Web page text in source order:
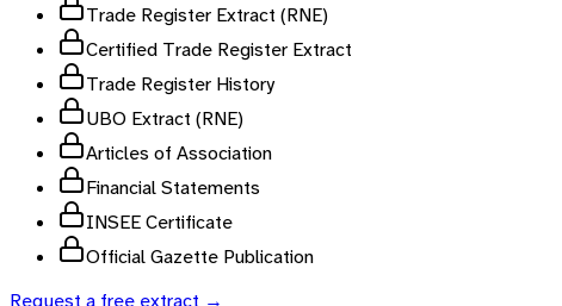
Trade Register Extract (RNE)
Certified Trade Register Extract
Trade Register History
UBO Extract (RNE)
Articles of Association
Financial Statements
INSEE Certificate
Official Gazette Publication
Request a free extract →